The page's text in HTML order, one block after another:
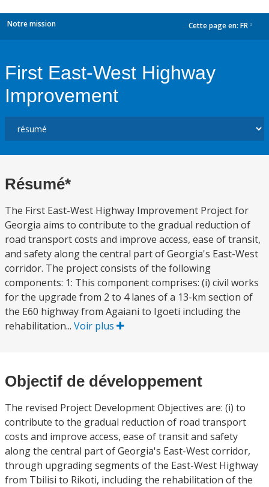
Notre mission Cette page en: FR
First East-West Highway
Improvement
Résumé*
The First East-West Highway Improvement Project for
Georgia aims to contribute to the gradual reduction of
road transport costs and improve access, ease of transit,
and safety along the central part of Georgia's East-West
corridor. The project consists of the following
components: 1: This component comprises: (i) civil works
for the upgrade from 2 to 4 lanes of a 13-km section of
the E60 highway from Agaiani to Igoeti including the
rehabilitation... Voir plus
Objectif de développement
The revised Project Development Objectives are: (i) to
contribute to the gradual reduction of road transport
costs and improve access, ease of transit and safety
along the central part of Georgia's East-West corridor,
through upgrading segments of the East-West Highway
from Tbilisi to Rikoti, including the rehabilitation of the